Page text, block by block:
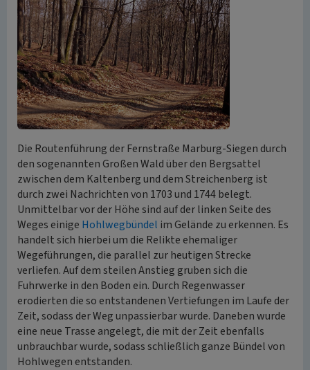
Die Routenführung der Fernstraße Marburg-Siegen durch
den sogenannten Großen Wald über den Bergsattel
zwischen dem Kaltenberg und dem Streichenberg ist
durch zwei Nachrichten von 1703 und 1744 belegt.
Unmittelbar vor der Höhe sind auf der linken Seite des
Weges einige Hohlwegbündel im Gelände zu erkennen. Es
handelt sich hierbei um die Relikte ehemaliger
Wegeführungen, die parallel zur heutigen Strecke
verliefen. Auf dem steilen Anstieg gruben sich die
Fuhrwerke in den Boden ein. Durch Regenwasser
erodierten die so entstandenen Vertiefungen im Laufe der
Zeit, sodass der Weg unpassierbar wurde. Daneben wurde
eine neue Trasse angelegt, die mit der Zeit ebenfalls
unbrauchbar wurde, sodass schließlich ganze Bündel von
Hohlwegen entstanden.